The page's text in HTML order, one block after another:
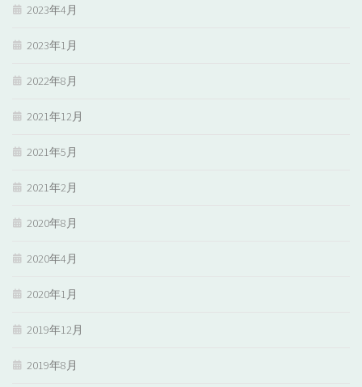
2023年4月
2023年1月
2022年8月
2021年12月
2021年5月
2021年2月
2020年8月
2020年4月
2020年1月
2019年12月
2019年8月